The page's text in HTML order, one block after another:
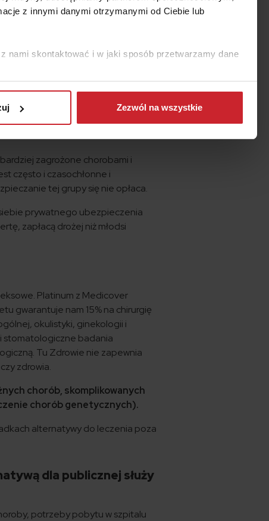
z innymi danymi otrzymanymi od Ciebie lub
nami skontaktować i w jaki sposób przetwarzamy dane
Zezwól na wszystkie
tak kompleksowy, jak mogłoby się
ofertę dla osób starszych.
tylko dla osób do 65 roku życia.
życia, ich zakres jest jednak dość
za pakiet przy osobach, które
zagrożone chorobami i
często i czasochłonne i
tej grupy się nie opłaca.
prywatnego ubezpieczenia
zapłacą drożej niż młodsi
Platinum z Medicover
gwarantuje nam 15% na chirurgię
okulistyki, ginekologii i
stomatologiczne badania
Tu Zdrowie nie zapewnia
zdrowia.
chorób, skomplikowanych
chorób genetycznych).
alternatywy do leczenia poza
dla publicznej służy
potrzeby pobytu w szpitalu